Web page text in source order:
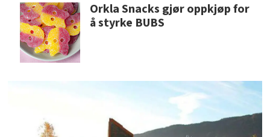
Orkla Snacks gjør oppkjøp for
å styrke BUBS